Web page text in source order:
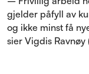
gjelder påfyll av
og ikke minst få
sier Vigdis Ravnøy